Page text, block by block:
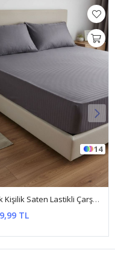
14
Tek Kişilik Saten Lastikli Çarşaf Takımı ( 100X200 & 120X200 ) Antrasit